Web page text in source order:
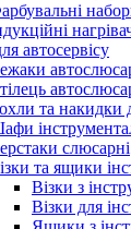
автосервісу
та накидки
слюсарні
та ящики
Візки з
Візки для